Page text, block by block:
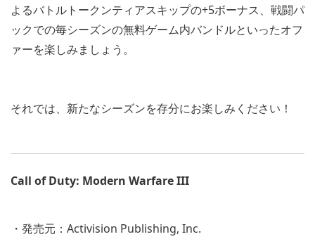
よるバトルトークンティアスキップの+5ボーナス、戦闘パ
ックでの毎シーズンの無料ゲーム内バンドルといったオフ
ァーを楽しみましょう。
それでは、新たなシーズンを存分にお楽しみください！
Call of Duty: Modern Warfare III
・発売元：Activision Publishing, Inc.